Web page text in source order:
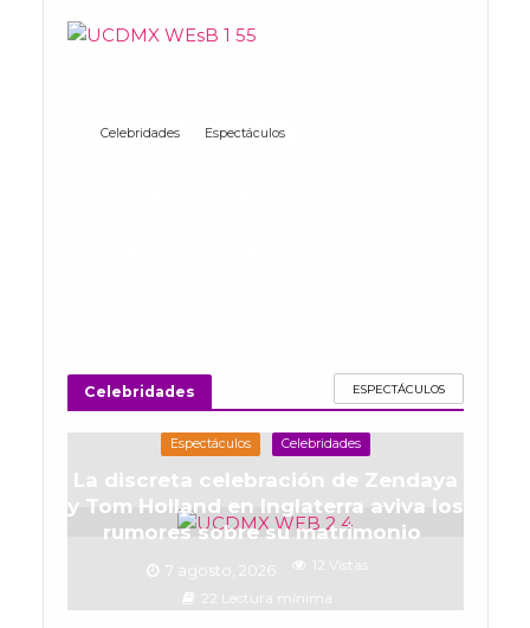
Celebridades Espectáculos
Celebridades ESPECTÁCULOS
Espectáculos Celebridades
La discreta celebración de Zendaya
y Tom Holland en Inglaterra aviva los
rumores sobre su matrimonio
7 agosto, 2026
12 Vistas
22 Lectura mínima